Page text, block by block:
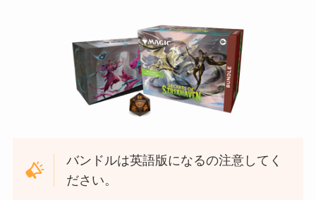
バンドルは英語版になるの注意してく
ださい。